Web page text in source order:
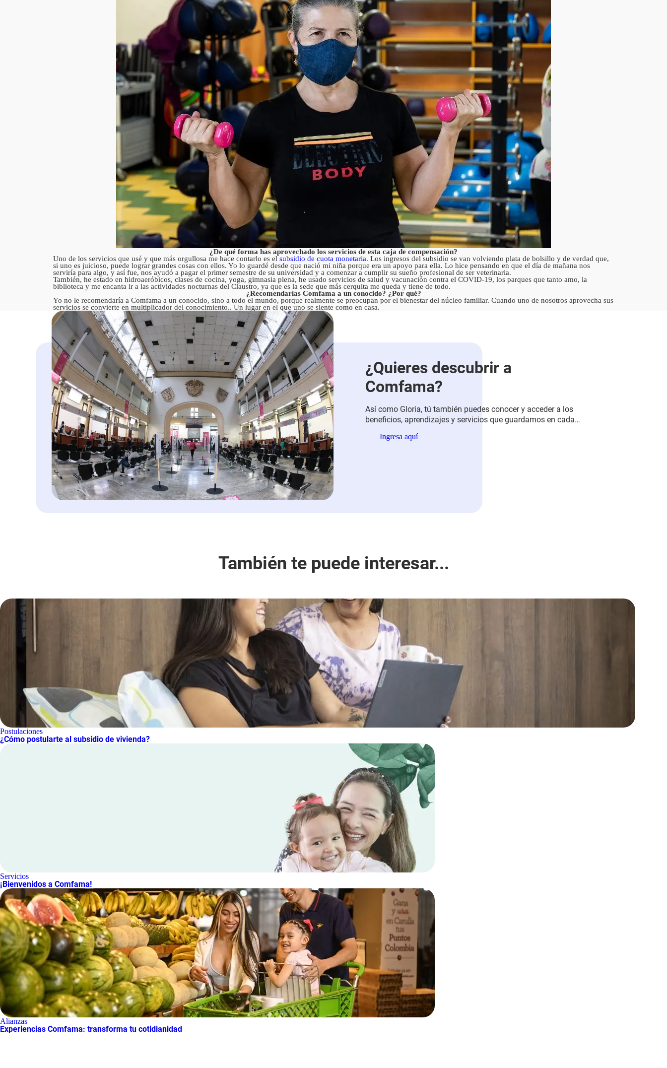
¿De qué forma has aprovechado los servicios de esta caja de compensación?
Uno de los servicios que usé y que más orgullosa me hace contarlo es elsubsidio de cuota monetaria. Los ingresos del subsidio se van volviendo plata de bolsillo y de verdad que,
si uno es juicioso, puede lograr grandes cosas con ellos. Yo lo guardé desde que nació mi niña porque era un apoyo para ella. Lo hice pensando en que el día de mañana nos
serviría para algo, y así fue, nos ayudó a pagar el primer semestre de su universidad y a comenzar a cumplir su sueño profesional de ser veterinaria.
También, he estado en hidroaeróbicos, clases de cocina, yoga, gimnasia plena, he usado servicios de salud y vacunación contra el COVID-19, los parques que tanto amo, la
biblioteca y me encanta ir a las actividades nocturnas del Claustro, ya que es la sede que más cerquita me queda y tiene de todo.
¿Recomendarías Comfama a un conocido? ¿Por qué?
Yo no le recomendaría a Comfama a un conocido, sino a todo el mundo, porque realmente se preocupan por el bienestar del núcleo familiar. Cuando uno de nosotros aprovecha sus
servicios se convierte en multiplicador del conocimiento.. Un lugar en el que uno se siente como en casa.
¿Quieres descubrir a
Comfama?
Así como Gloria, tú también puedes conocer y acceder a los
beneficios, aprendizajes y servicios que guardamos en cada
parques.Y, este sábado 22 de enero tenemos una sorpresa
Ingresa aquí
También te puede interesar...
Postulaciones
¿Cómo postularte al subsidio de vivienda?
Servicios
¡Bienvenidos a Comfama!
Alianzas
Experiencias Comfama: transforma tu cotidianidad